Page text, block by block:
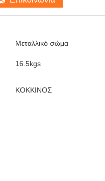
Μεταλλικό σώμα
16.5kgs
ΚΟΚΚΙΝΟΣ